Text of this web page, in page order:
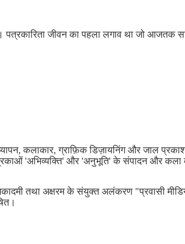
पत्रकारिता जीवन का पहला लगाव था जो
कलाकार, ग्राफ़िक डिज़ायनिंग और जाल
'अभिव्यक्ति' और 'अनुभूति' के संपादन और कला
तथा अक्षरम के संयुक्त अलंकरण "प्रवासी